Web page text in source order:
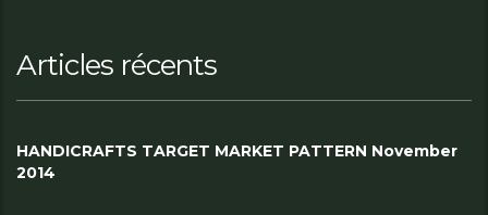
Articles récents
HANDICRAFTS TARGET MARKET PATTERN November
2014